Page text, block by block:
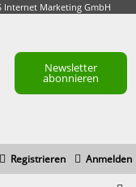
Internet Marketing GmbH
Newsletter
abonnieren
Anmelden
Registrieren